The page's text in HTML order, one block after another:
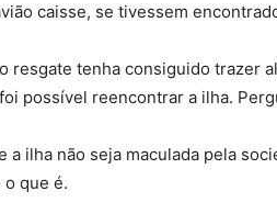
caisse, se tivessem
resgate tenha consiguido trazer
possível reencontrar a ilha.
a ilha não seja maculada pela
que é.